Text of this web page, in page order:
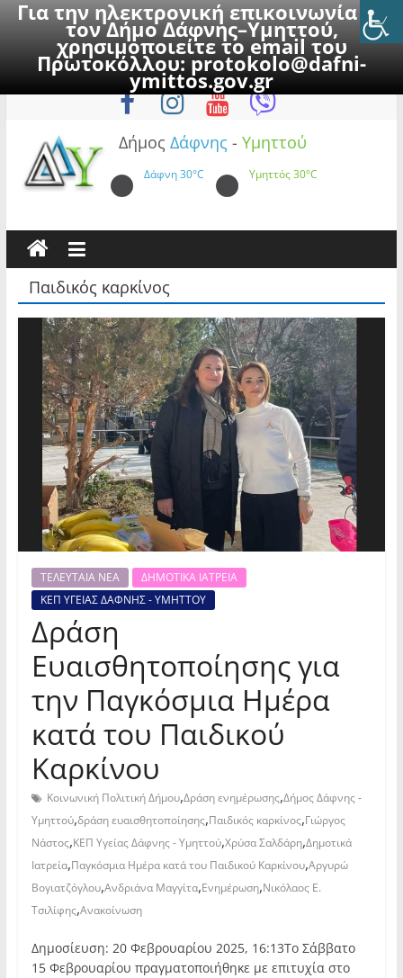
Για την ηλεκτρονική επικοινωνία με
τον Δήμο Δάφνης–Υμηττού,
χρησιμοποιείτε το email του
Πρωτοκόλλου:protokolo@dafni-
ymittos.gov.gr
to
Παρασκευή, 7 Αυγούστου 2026
Δήμος Δάφνης - Υμηττού
Δάφνη30°C Υμηττός30°C
Παιδικός καρκίνος
ΤΕΛΕΥΤΑΙΑ ΝΕΑ
ΔΗΜΟΤΙΚΑ ΙΑΤΡΕΙΑ
ΚΕΠ ΥΓΕΙΑΣ ΔΑΦΝΗΣ - ΥΜΗΤΤΟΥ
Δράση
Ευαισθητοποίησης για
την Παγκόσμια Ημέρα
κατά του Παιδικού
Καρκίνου
Κοινωνική Πολιτική Δήμου,Δράση ενημέρωσης,Δήμος Δάφνης -
Υμηττού,δράση ευαισθητοποίησης,Παιδικός καρκίνος,Γιώργος
Νάστος,ΚΕΠ Υγείας Δάφνης - Υμηττού,Χρύσα Σαλδάρη,Δημοτικά
Ιατρεία,Παγκόσμια Ημέρα κατά του Παιδικού Καρκίνου,Αργυρώ
Βογιατζόγλου,Ανδριάνα Μαγγίτα,Ενημέρωση,Νικόλαος Ε.
Τσιλίφης,Ανακοίνωση
Δημοσίευση: 20 Φεβρουαρίου 2025, 16:13Το Σάββατο
15 Φεβρουαρίου πραγματοποιήθηκε με επιτυχία στο